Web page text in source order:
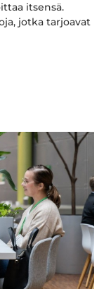
itsensä.
jotka tarjoavat